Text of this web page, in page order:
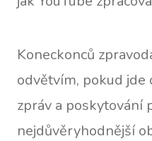
Koneckonců
odvětvím, pokud jde
zpráv a poskytování
nejdůvěryhodnější